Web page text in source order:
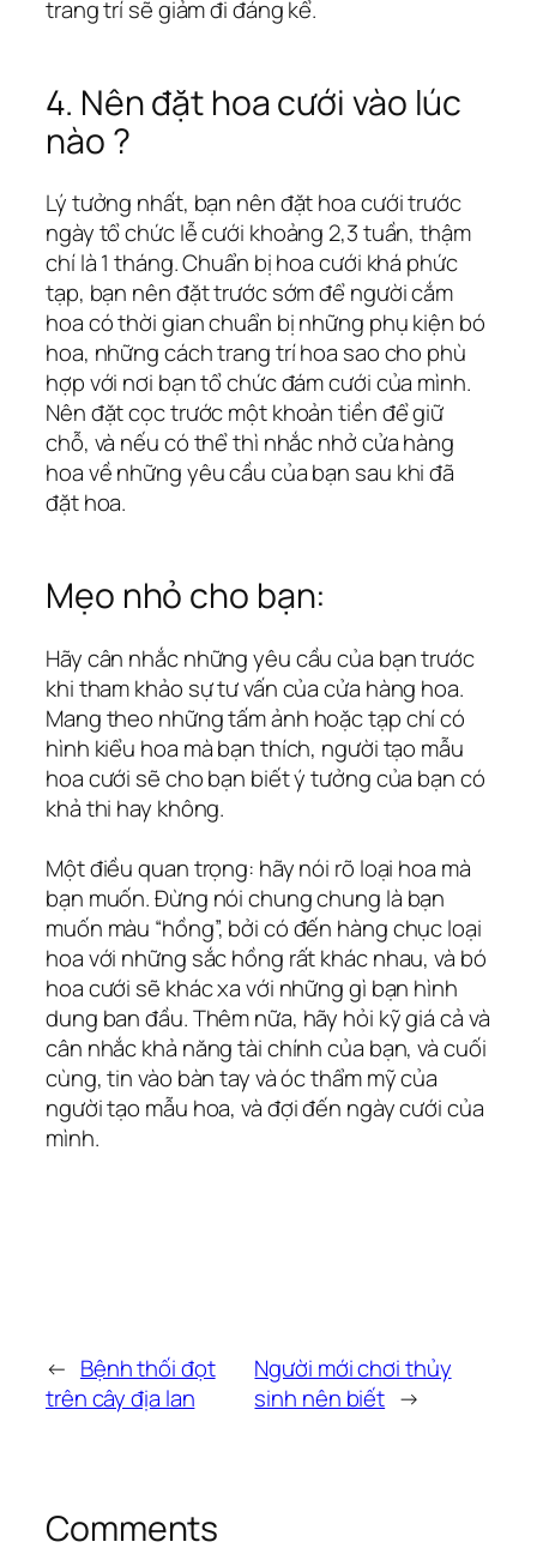
trang trí sẽ giảm đi đáng kể.
4. Nên đặt hoa cưới vào lúc
nào ?
Lý tưởng nhất, bạn nên đặt hoa cưới trước
ngày tổ chức lễ cưới khoảng 2,3 tuần, thậm
chí là 1 tháng. Chuẩn bị hoa cưới khá phức
tạp, bạn nên đặt trước sớm để người cắm
hoa có thời gian chuẩn bị những phụ kiện bó
hoa, những cách trang trí hoa sao cho phù
hợp với nơi bạn tổ chức đám cưới của mình.
Nên đặt cọc trước một khoản tiền để giữ
chỗ, và nếu có thể thì nhắc nhở cửa hàng
hoa về những yêu cầu của bạn sau khi đã
đặt hoa.
Mẹo nhỏ cho bạn:
Hãy cân nhắc những yêu cầu của bạn trước
khi tham khảo sự tư vấn của cửa hàng hoa.
Mang theo những tấm ảnh hoặc tạp chí có
hình kiểu hoa mà bạn thích, người tạo mẫu
hoa cưới sẽ cho bạn biết ý tưởng của bạn có
khả thi hay không.
Một điều quan trọng: hãy nói rõ loại hoa mà
bạn muốn. Đừng nói chung chung là bạn
muốn màu “hồng”, bởi có đến hàng chục loại
hoa với những sắc hồng rất khác nhau, và bó
hoa cưới sẽ khác xa với những gì bạn hình
dung ban đầu. Thêm nữa, hãy hỏi kỹ giá cả và
cân nhắc khả năng tài chính của bạn, và cuối
cùng, tin vào bàn tay và óc thẩm mỹ của
người tạo mẫu hoa, và đợi đến ngày cưới của
mình.
← Bệnh thối đọt
trên cây địa lan
Người mới chơi thủy
sinh nên biết →
Comments